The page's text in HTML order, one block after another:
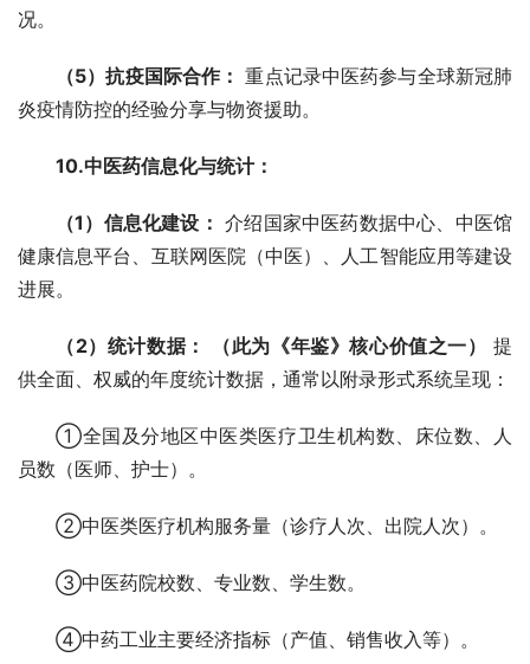
况。
（5）抗疫国际合作： 重点记录中医药参与全球新冠肺
炎疫情防控的经验分享与物资援助。
10.中医药信息化与统计：
（1）信息化建设： 介绍国家中医药数据中心、中医馆
健康信息平台、互联网医院（中医）、人工智能应用等建设
进展。
（2）统计数据： （此为《年鉴》核心价值之一）
提
供全面、权威的年度统计数据，通常以附录形式系统呈现：
①全国及分地区中医类医疗卫生机构数、床位数、人
员数（医师、护士）。
②中医类医疗机构服务量（诊疗人次、出院人次）。
③中医药院校数、专业数、学生数。
④中药工业主要经济指标（产值、销售收入等）。